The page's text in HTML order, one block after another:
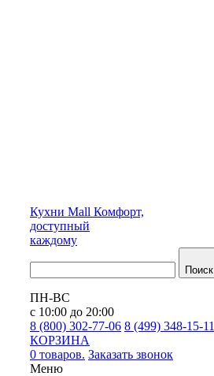
Кухни Mall Комфорт,
доступный
каждому
Поиск
ПН-ВС
с 10:00 до 20:00
8 (800) 302-77-06 8 (499) 348-15-11
КОРЗИНА
0 товаров. Заказать звонок
Меню